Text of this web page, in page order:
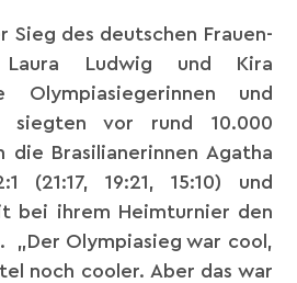
Sieg des deutschen Frauen-
Laura Ludwig und Kira
Olympiasiegerinnen und
siegten vor rund 10.000
die Brasilianerinnen Agatha
(21:17, 19:21, 15:10) und
bei ihrem Heimturnier den
„Der Olympiasieg war cool,
noch cooler. Aber das war